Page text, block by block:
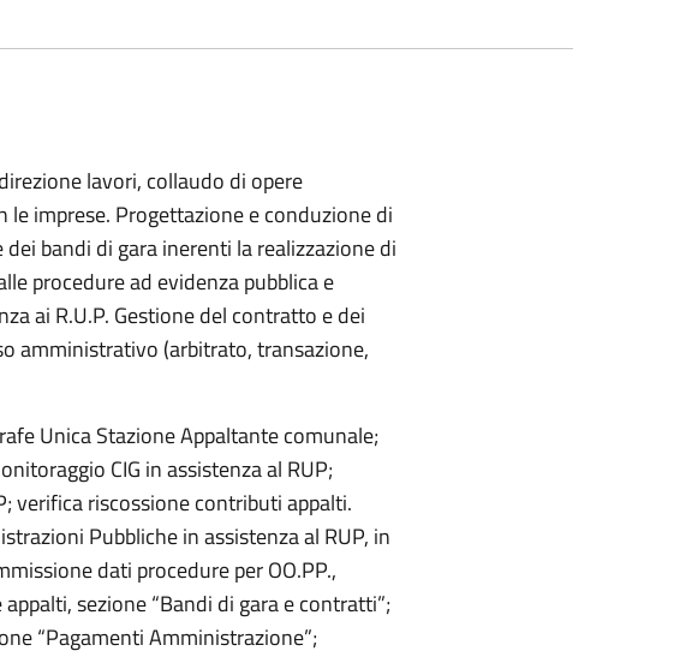
lavori, collaudo di opere
imprese. Progettazione e conduzione di
bandi di gara inerenti la realizzazione di
procedure ad evidenza pubblica e
ai R.U.P. Gestione del contratto e dei
amministrativo (arbitrato, transazione,
Unica Stazione Appaltante comunale;
CIG in assistenza al RUP;
verifica riscossione contributi appalti.
Pubbliche in assistenza al RUP, in
dati procedure per OO.PP.,
sezione “Bandi di gara e contratti”;
“Pagamenti Amministrazione”;